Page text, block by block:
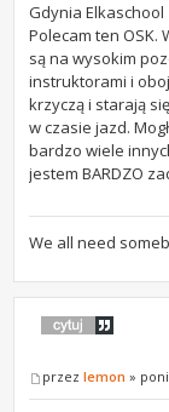
Gdynia Elkaschool
Polecam ten OSK.
są na wysokim
instruktorami i
krzyczą i starają
w czasie jazd.
bardzo wiele
jestem BARDZO
We all need
przezlemon »